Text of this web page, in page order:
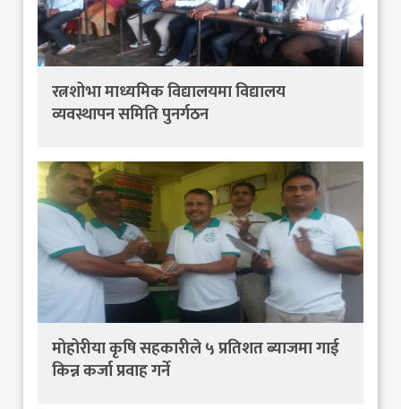
रत्नशोभा माध्यमिक विद्यालयमा विद्यालय
व्यवस्थापन समिति पुनर्गठन
मोहोरीया कृषि सहकारीले ५ प्रतिशत ब्याजमा गाई
किन्न कर्जा प्रवाह गर्ने